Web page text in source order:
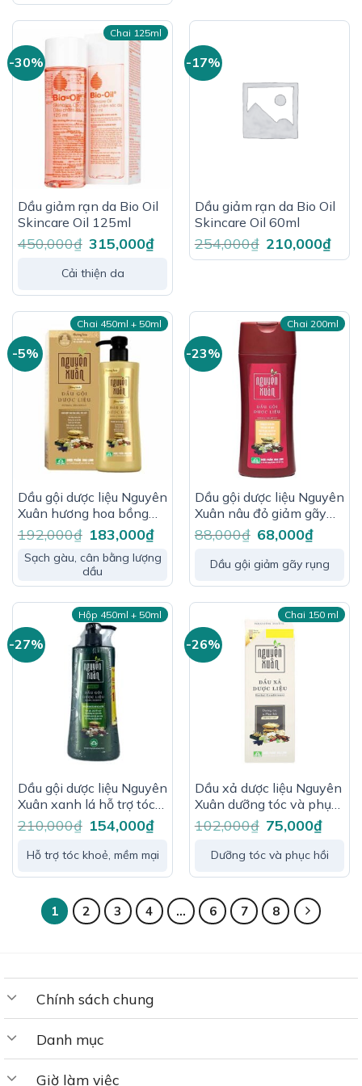
-30%
Chai 125ml
Dầu giảm rạn da Bio Oil
Skincare Oil 125ml
450,000₫ Giá
gốc
450,000₫.
315,000₫Giá
hiện
Cải thiện da
-17%
Dầu giảm rạn da Bio Oil
Skincare Oil 60ml
254,000₫ Giá
gốc
là:
210,000₫Giá
hiện
tại
-5%
Chai 450ml + 50ml
Dầu gội dược liệu Nguyên
Xuân hương hoa bồng
bềnh 450ml
192,000₫ Giá
gốc
là:
192,000₫.
183,000₫Giá
hiện
tại
là:
Sạch gàu, cân bằng lượng
dầu
-23%
Chai 200ml
Dầu gội dược liệu Nguyên
Xuân nâu đỏ giảm gãy
rụng dành cho tóc
thường 200ml
88,000₫ Giá
gốc
88,000₫.
68,000₫Giá
hiện
là:
68,000₫.
Dầu gội giảm gãy rụng
-27%
Hộp 450ml + 50ml
Dầu gội dược liệu Nguyên
Xuân xanh lá hỗ trợ tóc
khoẻ, mềm mại, suôn
mượt 450 ml
210,000₫ Giá
gốc
210,000₫.
154,000₫Giá
hiện
là:
154,000₫.
Hỗ trợ tóc khoẻ, mềm mại
-26%
Chai 150 ml
Dầu xả dược liệu Nguyên
Xuân dưỡng tóc và phục
hồi chuyên sâu 150ml
102,000₫ Giá
gốc
102,000₫.
75,000₫Giá
hiện
là:
Dưỡng tóc và phục hồi
1 2 3 4 … 6 7 8
Chính sách chung
Danh mục
Giờ làm việc